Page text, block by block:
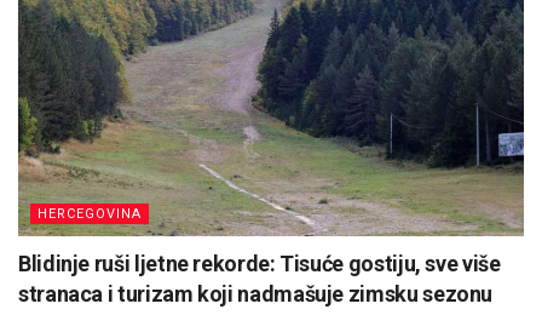
HERCEGOVINA
Blidinje ruši ljetne rekorde: Tisuće gostiju, sve više
stranaca i turizam koji nadmašuje zimsku sezonu